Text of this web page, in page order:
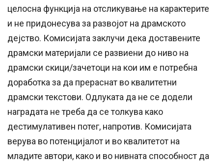
целосна функција на отсликување на карактерите
и не придонесува за развојот на драмското
дејство. Комисијата заклучи дека доставените
драмски материјали се развиени до ниво на
драмски скици/зачетоци на кои им е потребна
доработка за да прераснат во квалитетни
драмски текстови. Одлуката да не се додели
наградата не треба да се толкува како
дестимулативен потег, напротив. Комисијата
верува во потенцијалот и во квалитетот на
младите автори, како и во нивната способност да